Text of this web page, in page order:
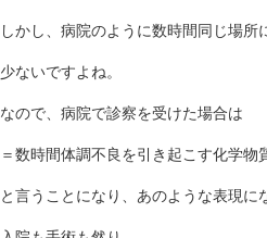
しかし、病院のように数時間同じ場
少ないですよね。
なので、病院で診察を受けた場合は
＝数時間体調不良を引き起こす化学物
と言うことになり、あのような表現に